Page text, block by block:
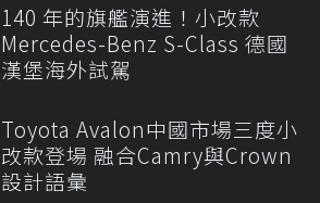
140 年的旗艦演進！小改款
Mercedes-Benz S-Class 德國
漢堡海外試駕
Toyota Avalon中國市場三度小
改款登場 融合Camry與Crown
設計語彙